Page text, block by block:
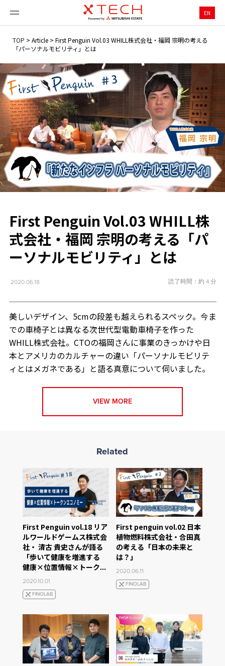
EN
TOP > Article > First Penguin Vol.03 WHILL株式会社・福岡 宗明の考える
「パーソナルモビリティ」とは
First Penguin Vol.03 WHILL株
式会社・福岡 宗明の考える「パ
ーソナルモビリティ」とは
2020.06.18 読了時間：約 4 分
美しいデザイン、5cmの段差も越えられるスペック。今ま
での車椅子とは異なる次世代型電動車椅子を作った
WHILL株式会社。CTOの福岡さんに事業のきっかけや日
本とアメリカのカルチャーの違い「パーソナルモビリテ
ィとはメガネである」と語る真意について伺いました。
VIEW MORE
Related
First Penguin vol.18 リア
ルワールドゲームス株式会
社・ 清古 貴史さんが語る
「歩いて健康を増進する
健康×位置情報×トーク...
2020.10.01
FINOLAB
First penguin vol.02 日本
植物燃料株式会社・合田真
の考える「日本の未来と
は？」
2020.06.11
FINOLAB